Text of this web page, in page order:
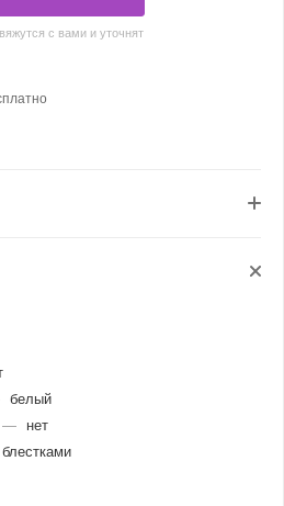
с вами и уточнят
белый
—
нет